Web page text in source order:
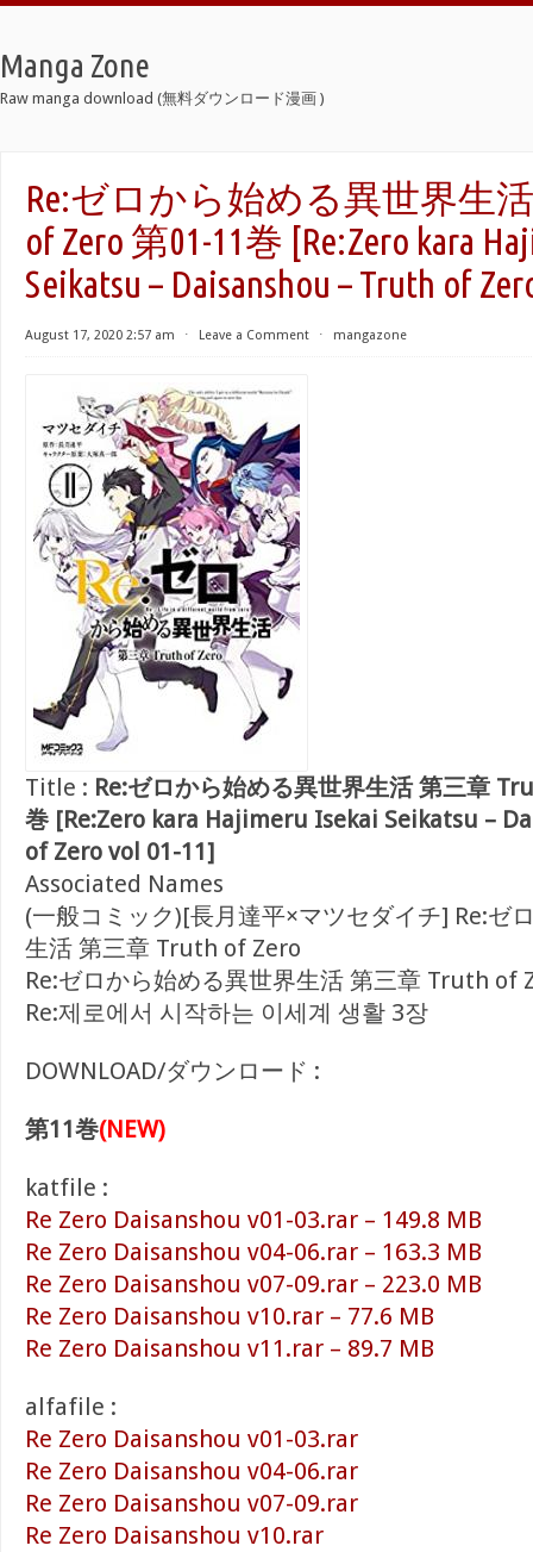
Manga Zone
Raw manga download (無料ダウンロード漫画 )
Re:ゼロから始める異世界生
of Zero 第01-11巻 [Re:Zero kara
Seikatsu – Daisanshou – Truth of
August 17, 2020 2:57 am ⋅ Leave a Comment ⋅ mangazone
Title : Re:ゼロから始める異世界生活 第三章
巻 [Re:Zero kara Hajimeru Isekai Seikatsu –
of Zero vol 01-11]
Associated Names
(一般コミック)[長月達平×マツセダイチ] Re:ゼ
生活 第三章 Truth of Zero
Re:ゼロから始める異世界生活 第三章 Truth of
Re:제로에서 시작하는 이세계 생활 3장
DOWNLOAD/ダウンロード :
第11巻(NEW)
katfile :
Re Zero Daisanshou v01-03.rar – 149.8 MB
Re Zero Daisanshou v04-06.rar – 163.3 MB
Re Zero Daisanshou v07-09.rar – 223.0 MB
Re Zero Daisanshou v10.rar – 77.6 MB
Re Zero Daisanshou v11.rar – 89.7 MB
alfafile :
Re Zero Daisanshou v01-03.rar
Re Zero Daisanshou v04-06.rar
Re Zero Daisanshou v07-09.rar
Re Zero Daisanshou v10.rar